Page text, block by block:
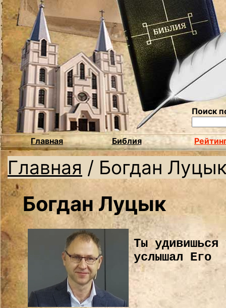
Поиск
Главная Библия
Главная / Богдан
Богдан Луцык
Ты
услышал Его